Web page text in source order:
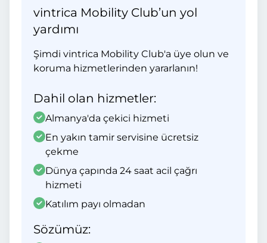
vintrica Mobility Club’un yol
yardımı
Şimdi vintrica Mobility Club'a üye olun ve
koruma hizmetlerinden yararlanın!
Dahil olan hizmetler:
Almanya'da çekici hizmeti
En yakın tamir servisine ücretsiz
çekme
Dünya çapında 24 saat acil çağrı
hizmeti
Katılım payı olmadan
Sözümüz: